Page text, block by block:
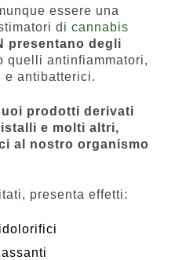
essere una
di cannabis
presentano degli
quelli antinfiammatori,
e antibatterici.
prodotti derivati
e molti altri,
al nostro organismo
presenta effetti: